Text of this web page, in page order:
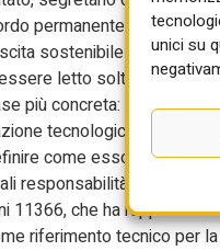
unici su
permanente tra
sostenibile e
letto soltanto come
più concreta: quella in
tecnologica e
come esso debba
responsabilità lungo
11366, che ha
riferimento tecnico per